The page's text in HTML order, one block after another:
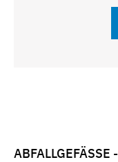
ABFALLGEFÄSSE